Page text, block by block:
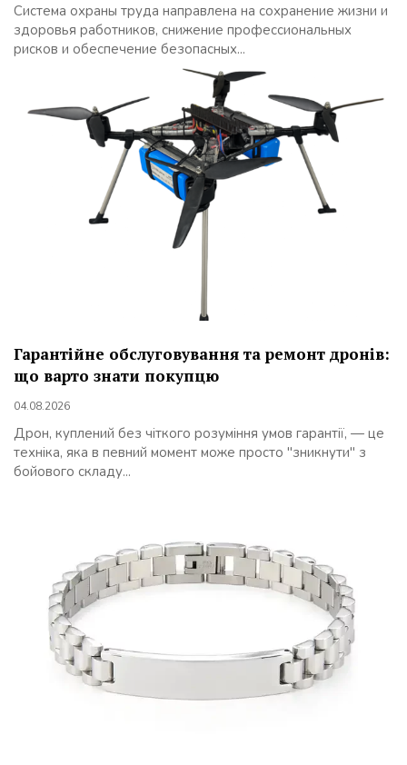
Система охраны труда направлена на сохранение жизни и
здоровья работников, снижение профессиональных
рисков и обеспечение безопасных...
Гарантійне обслуговування та ремонт дронів:
що варто знати покупцю
04.08.2026
Дрон, куплений без чіткого розуміння умов гарантії, — це
техніка, яка в певний момент може просто "зникнути" з
бойового складу...